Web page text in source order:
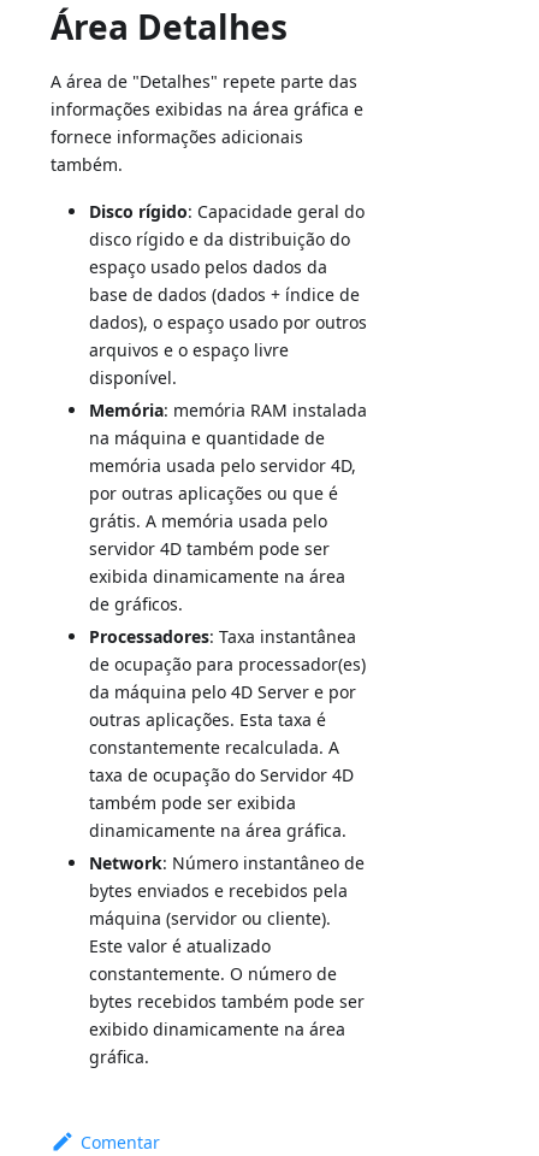
Área Detalhes
A área de "Detalhes" repete parte das
informações exibidas na área gráfica e
fornece informações adicionais
também.
Disco rígido: Capacidade geral do
disco rígido e da distribuição do
espaço usado pelos dados da
base de dados (dados + índice de
dados), o espaço usado por outros
arquivos e o espaço livre
disponível.
Memória: memória RAM instalada
na máquina e quantidade de
memória usada pelo servidor 4D,
por outras aplicações ou que é
grátis. A memória usada pelo
servidor 4D também pode ser
exibida dinamicamente na área
de gráficos.
Processadores: Taxa instantânea
de ocupação para processador(es)
da máquina pelo 4D Server e por
outras aplicações. Esta taxa é
constantemente recalculada. A
taxa de ocupação do Servidor 4D
também pode ser exibida
dinamicamente na área gráfica.
Network: Número instantâneo de
bytes enviados e recebidos pela
máquina (servidor ou cliente).
Este valor é atualizado
constantemente. O número de
bytes recebidos também pode ser
exibido dinamicamente na área
gráfica.
Comentar